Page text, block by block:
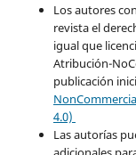
Los autores
revista el
igual que
Atribución-
publicación
4.0)
Las autorías